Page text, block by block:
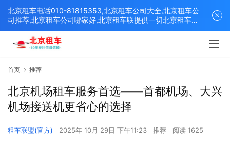
首页 推荐
北京机场租车服务首选——首都机场、大兴
机场接送机更省心的选择
租车联盟(官方) 2025年 10月 29日 下午11:23 推荐 阅读 1625
北京租车电话010-81815353,北京租车公司大全,北京租车公
司推荐,北京租车公司哪家好,北京租车联提供一切北京租车解
决方案,打造北京优质的租车平台！